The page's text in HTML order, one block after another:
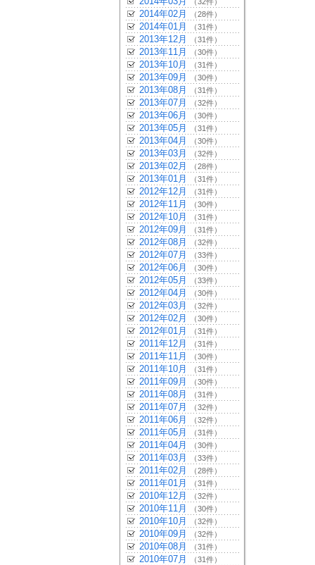
2014年02月 （28件）
2014年01月 （31件）
2013年12月 （31件）
2013年11月 （30件）
2013年10月 （31件）
2013年09月 （30件）
2013年08月 （31件）
2013年07月 （32件）
2013年06月 （30件）
2013年05月 （31件）
2013年04月 （30件）
2013年03月 （32件）
2013年02月 （28件）
2013年01月 （31件）
2012年12月 （31件）
2012年11月 （30件）
2012年10月 （31件）
2012年09月 （31件）
2012年08月 （32件）
2012年07月 （33件）
2012年06月 （30件）
2012年05月 （33件）
2012年04月 （30件）
2012年03月 （32件）
2012年02月 （30件）
2012年01月 （31件）
2011年12月 （31件）
2011年11月 （30件）
2011年10月 （31件）
2011年09月 （30件）
2011年08月 （31件）
2011年07月 （32件）
2011年06月 （32件）
2011年05月 （31件）
2011年04月 （30件）
2011年03月 （33件）
2011年02月 （28件）
2011年01月 （31件）
2010年12月 （32件）
2010年11月 （30件）
2010年10月 （32件）
2010年09月 （32件）
2010年08月 （31件）
2010年07月 （31件）